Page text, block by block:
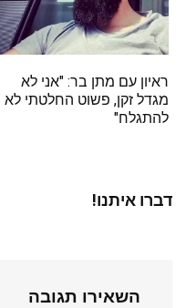
ראיון עם מתן בר: "אני לא
מגדל זקן, פשוט החלטתי לא
להתגלח"
דברו איתנו!
השאירו תגובה